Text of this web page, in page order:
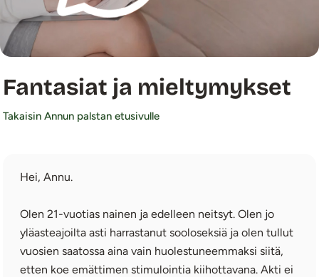
Fantasiat ja mieltymykset
Takaisin Annun palstan etusivulle
Hei, Annu.
Olen 21-vuotias nainen ja edelleen neitsyt. Olen jo
yläasteajoilta asti harrastanut sooloseksiä ja olen tullut
vuosien saatossa aina vain huolestuneemmaksi siitä,
etten koe emättimen stimulointia kiihottavana. Akti ei